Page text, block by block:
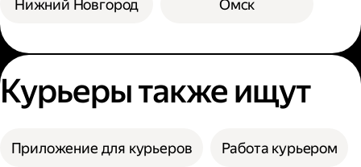
Нижний Новгород Омск
Курьеры также ищут
Приложение для курьеров Работа курьером